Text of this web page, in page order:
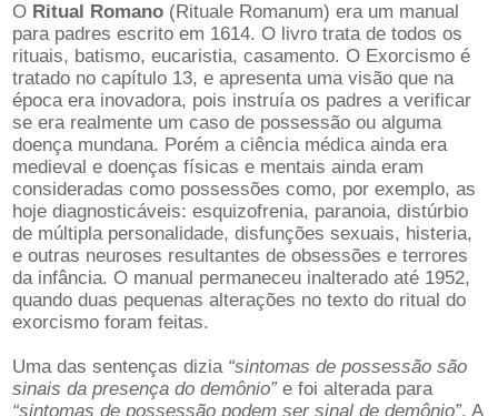
O Ritual Romano(Rituale Romanum) era um manual
para padres escrito em 1614. O livro trata de todos os
rituais, batismo, eucaristia, casamento. O Exorcismo é
tratado no capítulo 13, e apresenta uma visão que na
época era inovadora, pois instruía os padres a verificar
se era realmente um caso de possessão ou alguma
doença mundana. Porém a ciência médica ainda era
medieval e doenças físicas e mentais ainda eram
consideradas como possessões como, por exemplo, as
hoje diagnosticáveis: esquizofrenia, paranoia, distúrbio
de múltipla personalidade, disfunções sexuais, histeria,
e outras neuroses resultantes de obsessões e terrores
da infância. O manual permaneceu inalterado até 1952,
quando duas pequenas alterações no texto do ritual do
exorcismo foram feitas.
Uma das sentenças dizia “sintomas de possessão são
sinais da presença do demônio”e foi alterada para
“sintomas de possessão podem ser sinal de demônio”. A